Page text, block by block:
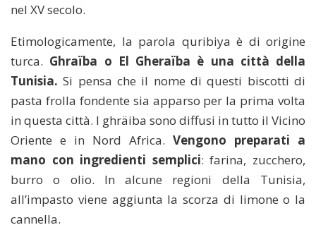
nel XV secolo.
Etimologicamente, la parola quribiya è di origine
turca. Ghraïba o El Gheraïba è una città della
Tunisia.Si pensa che il nome di questi biscotti di
pasta frolla fondente sia apparso per la prima volta
in questa città. I ghräiba sono diffusi in tutto il Vicino
Oriente e in Nord Africa. Vengono preparati a
mano con ingredienti semplici: farina, zucchero,
burro o olio. In alcune regioni della Tunisia,
all’impasto viene aggiunta la scorza di limone o la
cannella.